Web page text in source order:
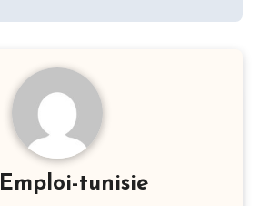
Emploi-tunisie